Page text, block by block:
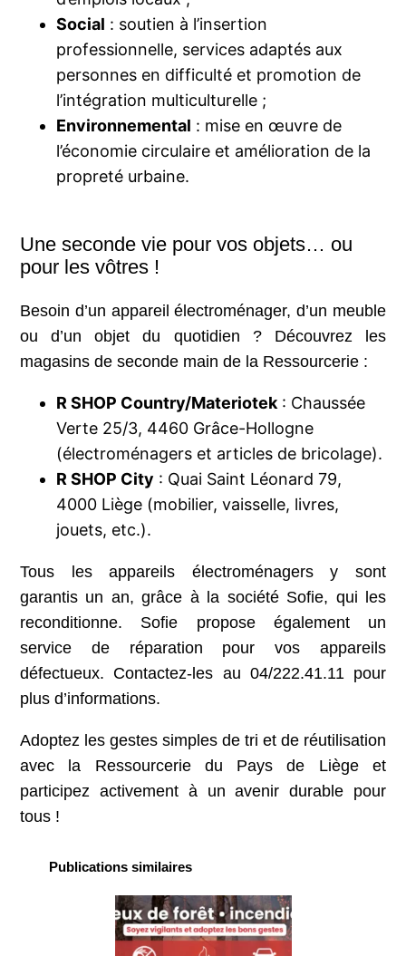
Social : soutien à l’insertion
professionnelle, services adaptés aux
personnes en difficulté et promotion de
l’intégration multiculturelle ;
Environnemental : mise en œuvre de
l’économie circulaire et amélioration de la
propreté urbaine.
Une seconde vie pour vos objets… ou
pour les vôtres !
Besoin d’un appareil électroménager, d’un meuble
ou d’un objet du quotidien ? Découvrez les
magasins de seconde main de la Ressourcerie :
R SHOP Country/Materiotek : Chaussée
Verte 25/3, 4460 Grâce-Hollogne
(électroménagers et articles de bricolage).
R SHOP City : Quai Saint Léonard 79,
4000 Liège (mobilier, vaisselle, livres,
jouets, etc.).
Tous les appareils électroménagers y sont
garantis un an, grâce à la société Sofie, qui les
reconditionne. Sofie propose également un
service de réparation pour vos appareils
défectueux. Contactez-les au 04/222.41.11 pour
plus d’informations.
Adoptez les gestes simples de tri et de réutilisation
avec la Ressourcerie du Pays de Liège et
participez activement à un avenir durable pour
tous !
Publications similaires